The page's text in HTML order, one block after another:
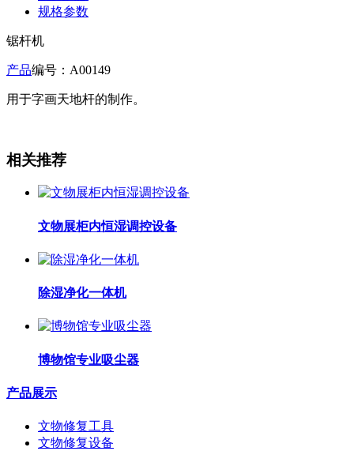
规格参数
锯杆机
产品编号：A00149
用于字画天地杆的制作。
相关推荐
文物展柜内恒湿调控设备
除湿净化一体机
博物馆专业吸尘器
产品展示
文物修复工具
文物修复设备